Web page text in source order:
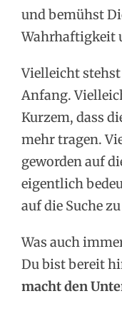
und bemühst
Wahrhaftigkeit
Vielleicht
Anfang.
Kurzem, dass
mehr tragen.
geworden auf
eigentlich
auf die Suche
Was auch
Du bist bereit
macht den